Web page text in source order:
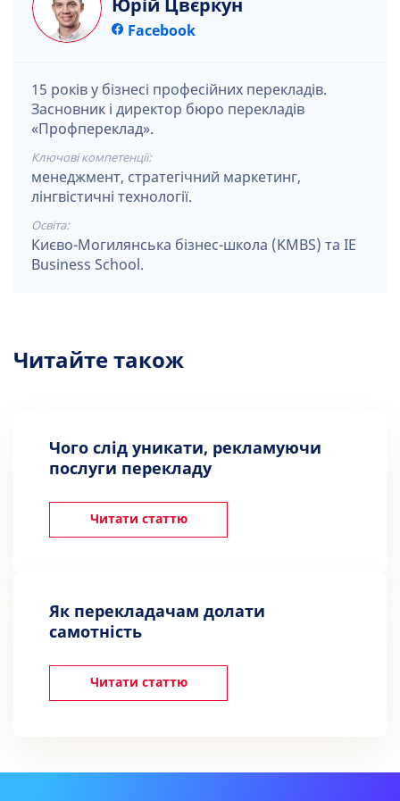
Юрій Цвєркун
Facebook
15 років у бізнесі професійних перекладів.
Засновник і директор бюро перекладів
«Профпереклад».
Ключові компетенції:
менеджмент, стратегічний маркетинг,
лінгвістичні технології.
Освіта:
Києво-Могилянська бізнес-школа (KMBS) та IE
Business School.
Читайте також
Чого слід уникати, рекламуючи
послуги перекладу
Читати статтю
Як перекладачам долати
самотність
Читати статтю